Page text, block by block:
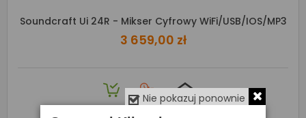
Soundcraft Ui 24R - Mikser Cyfrowy WiFi/USB/iOS/MP3
3 659,00 zł
Nie pokazuj ponownie